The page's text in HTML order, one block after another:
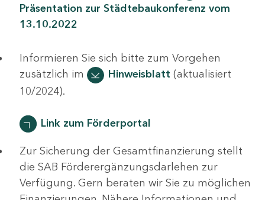
Präsentation zur Städtebaukonferenz vom
13.10.2022
Informieren Sie sich bitte zum Vorgehen
zusätzlich im
Hinweisblatt (aktualisiert
10/2024).
Link zum Förderportal
Zur Sicherung der Gesamtfinanzierung stellt
die SAB Förderergänzungsdarlehen zur
Verfügung. Gern beraten wir Sie zu möglichen